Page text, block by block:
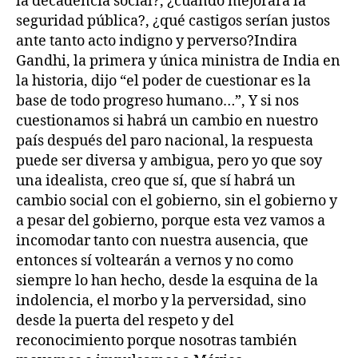
seguridad pública?, ¿qué castigos serían justos
ante tanto acto indigno y perverso?Indira
Gandhi, la primera y única ministra de India en
la historia, dijo “el poder de cuestionar es la
base de todo progreso humano…”, Y si nos
cuestionamos si habrá un cambio en nuestro
país después del paro nacional, la respuesta
puede ser diversa y ambigua, pero yo que soy
una idealista, creo que sí, que sí habrá un
cambio social con el gobierno, sin el gobierno y
a pesar del gobierno, porque esta vez vamos a
incomodar tanto con nuestra ausencia, que
entonces sí voltearán a vernos y no como
siempre lo han hecho, desde la esquina de la
indolencia, el morbo y la perversidad, sino
desde la puerta del respeto y del
reconocimiento porque nosotras también